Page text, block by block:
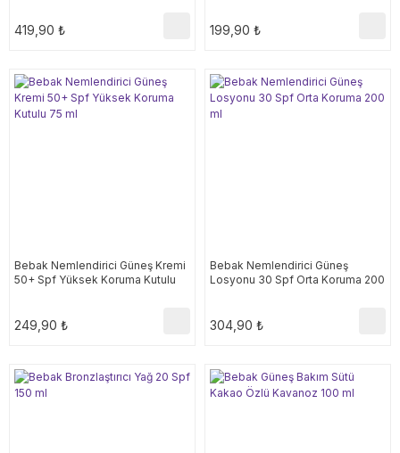
419,90 ₺ 199,90 ₺
Bebak Nemlendirici Güneş Kremi
50+ Spf Yüksek Koruma Kutulu
249,90 ₺
Bebak Nemlendirici Güneş
Losyonu 30 Spf Orta Koruma 200
304,90 ₺